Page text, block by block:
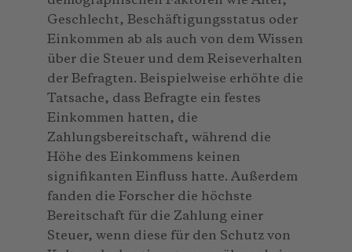
Geschlecht, Beschäftigungsstatus oder
Einkommen ab als auch von dem Wissen
über die Steuer und dem Reiseverhalten
der Befragten. Beispielweise erhöhte die
Tatsache, dass Befragte ein festes
Einkommen hatten, die
Zahlungsbereitschaft, während die
Höhe des Einkommens keinen
signifikanten Einfluss hatte. Außerdem
fanden die Forscher die höchste
Bereitschaft für die Zahlung einer
Steuer, wenn diese für den Schutz von